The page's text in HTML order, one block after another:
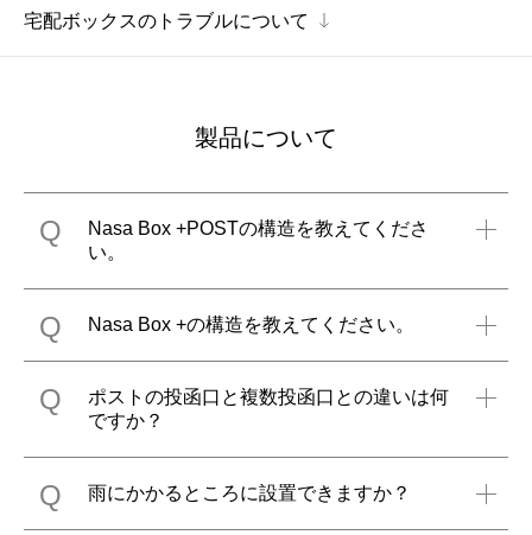
宅配ボックスのトラブルについて
製品について
Q
Nasa Box +POSTの構造を教えてくださ
い。
Q Nasa Box +の構造を教えてください。
Q
ポストの投函口と複数投函口との違いは何
ですか？
Q 雨にかかるところに設置できますか？